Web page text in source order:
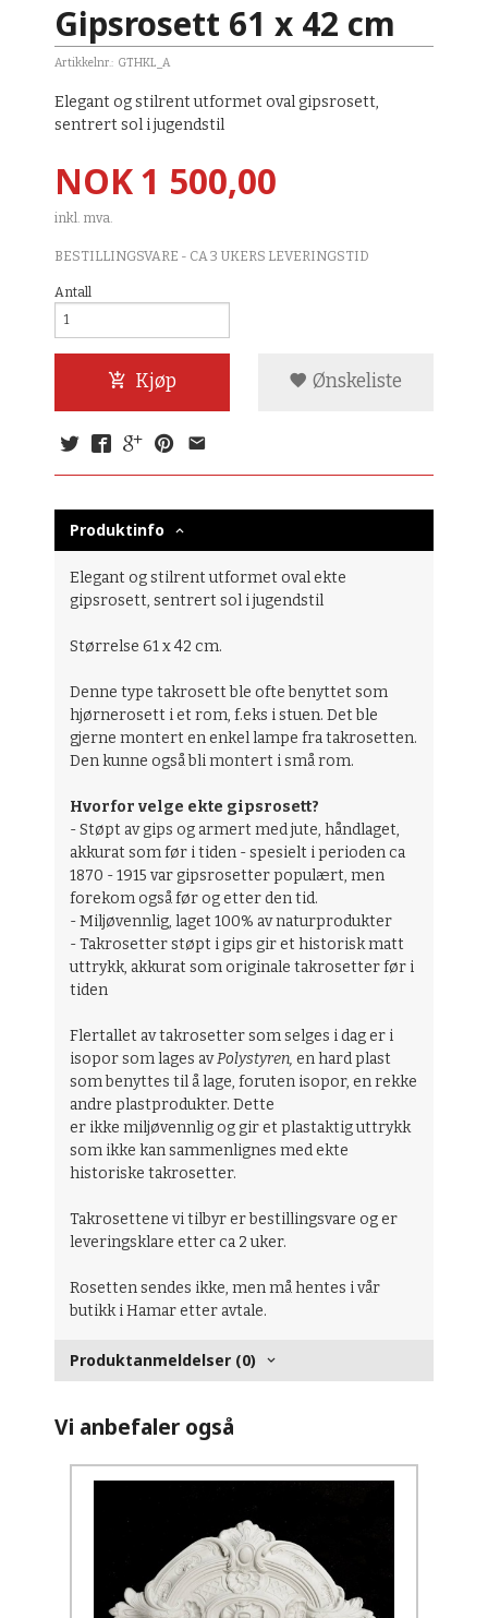
Gipsrosett 61 x 42 cm
Artikkelnr.: GTHKL_A
Elegant og stilrent utformet oval gipsrosett,
sentrert sol i jugendstil
Pris
NOK1 500,00
inkl. mva.
BESTILLINGSVARE - CA 3 UKERS LEVERINGSTID
Antall
Kjøp Ønskeliste
Produktinfo
Elegant og stilrent utformet oval ekte
gipsrosett, sentrert sol i jugendstil
Størrelse 61 x 42 cm.
Denne type takrosett ble ofte benyttet som
hjørnerosett i et rom, f.eks i stuen. Det ble
gjerne montert en enkel lampe fra takrosetten.
Den kunne også bli montert i små rom.
Hvorfor velge ekte gipsrosett?
- Støpt av gips og armert med jute, håndlaget,
akkurat som før i tiden - spesielt i perioden ca
1870 - 1915 var gipsrosetter populært, men
forekom også før og etter den tid.
- Miljøvennlig, laget 100% av naturprodukter
- Takrosetter støpt i gips gir et historisk matt
uttrykk, akkurat som originale takrosetter før i
tiden
Flertallet av takrosetter som selges i dag er i
isopor som lages avPolystyren, en hard plast
som benyttes til å lage, foruten isopor, en rekke
andre plastprodukter. Dette
er ikke miljøvennlig og gir et plastaktig uttrykk
som ikke kan sammenlignes med ekte
historiske takrosetter.
Takrosettene vi tilbyr er bestillingsvare og er
leveringsklare etter ca 2 uker.
Rosetten sendes ikke, men må hentes i vår
butikk i Hamar etter avtale.
Produktanmeldelser (0)
Vi anbefaler også